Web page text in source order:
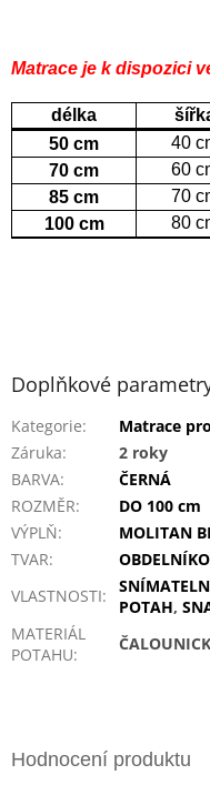
Matrace je k dispozici
délka
50 cm
40
70 cm
60
85 cm
70
100 cm
80
Doplňkové
Kategorie:
Matrace
Záruka:
2 roky
BARVA:
ČERNÁ
ROZMĚR:
DO 100 cm
VÝPLŇ:
MOLITAN
TVAR:
VLASTNOSTI:
POTAH,
MATERIÁL
POTAHU: